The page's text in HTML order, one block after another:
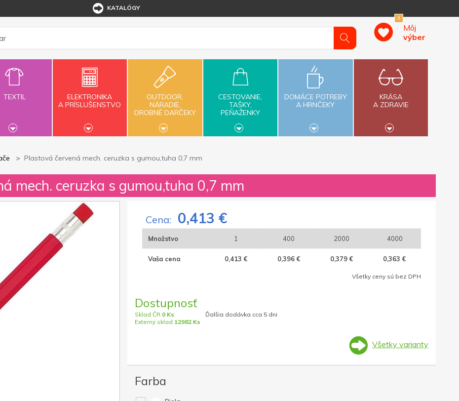
KATALÓGY
0
Môj
výber
TEXTIL
ELEKTRONIKA
A PRÍSLUŠENSTVO
OUTDOOR,
NÁRADIE,
DROBNÉ DARČEKY
CESTOVANIE,
TAŠKY,
PEŇAŽENKY
DOMÁCE POTREBY
A HRNČEKY
KRÁSA
A ZDRAVIE
Plastová červená mech. ceruzka s gumou,tuha 0,7 mm
mech. ceruzka s gumou,tuha 0,7 mm
Cena: 0,413 €
Množstvo 1 400 2000 4000
Vaša cena 0,413 € 0,396 € 0,379 € 0,363 €
Všetky ceny sú bez DPH
Dostupnosť
Sklad ČR 0 Ks
Externý sklad 12982 Ks
Ďalšia dodávka cca 5 dni
Všetky varianty
Farba